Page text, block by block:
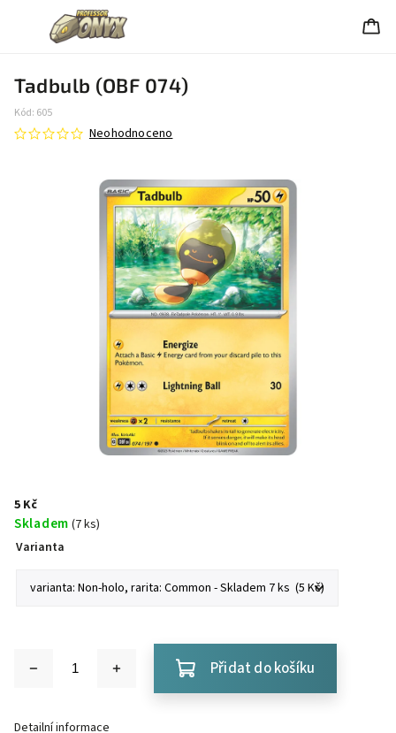
Tadbulb (OBF 074)
Kód: 605
Neohodnoceno
5 Kč
Skladem (7 ks)
Varianta
Přidat do košíku
Detailní informace